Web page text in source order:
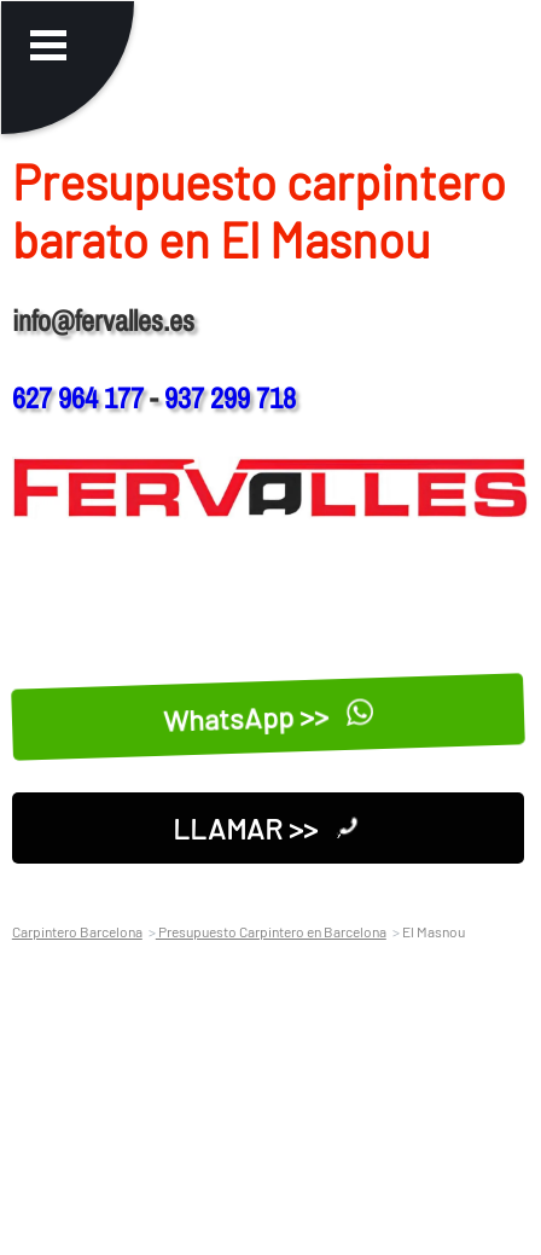
Presupuesto carpintero
barato en El Masnou
info@fervalles.es
627 964 177-937 299 718
WhatsApp >>
LLAMAR >>
Carpintero Barcelona Presupuesto Carpintero en Barcelona El Masnou